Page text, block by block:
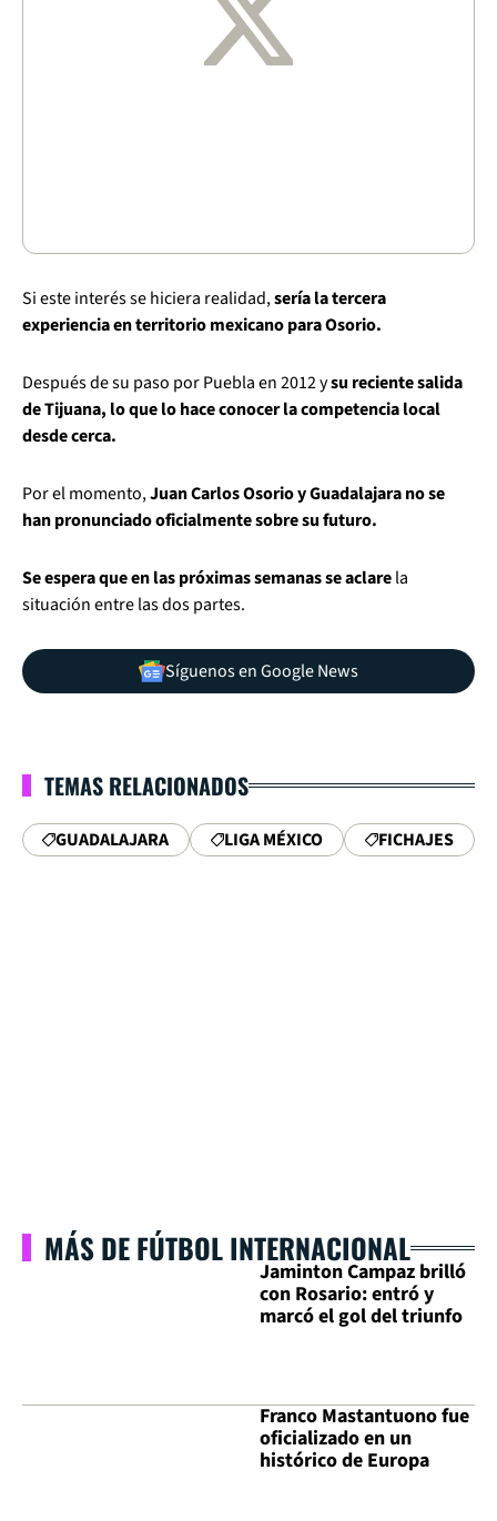
Si este interés se hiciera realidad,sería la tercera
experiencia en territorio mexicano para Osorio.
Después de su paso por Puebla en 2012 ysu reciente salida
de Tijuana, lo que lo hace conocer la competencia local
desde cerca.
Por el momento,Juan Carlos Osorio y Guadalajara no se
han pronunciado oficialmente sobre su futuro.
Se espera que en las próximas semanas se aclarela
situación entre las dos partes.
Síguenos en Google News
TEMAS RELACIONADOS
GUADALAJARA LIGA MÉXICO FICHAJES
MÁS DE FÚTBOL INTERNACIONAL
Jaminton Campaz brilló
con Rosario: entró y
marcó el gol del triunfo
Franco Mastantuono fue
oficializado en un
histórico de Europa